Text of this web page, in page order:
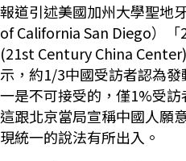
報道引述美國加州大學聖地
of California San Diego）「
(21st Century China
示，約1/3中國受訪者認為
一是不可接受的，僅1%受訪
這跟北京當局宣稱中國人願
現統一的說法有所出入。